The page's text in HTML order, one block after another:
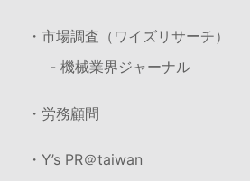
・市場調査（ワイズリサーチ）
- 機械業界ジャーナル
・労務顧問
・Y’s PR＠taiwan